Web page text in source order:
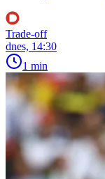
Trade-off
dnes, 14:30
1 min